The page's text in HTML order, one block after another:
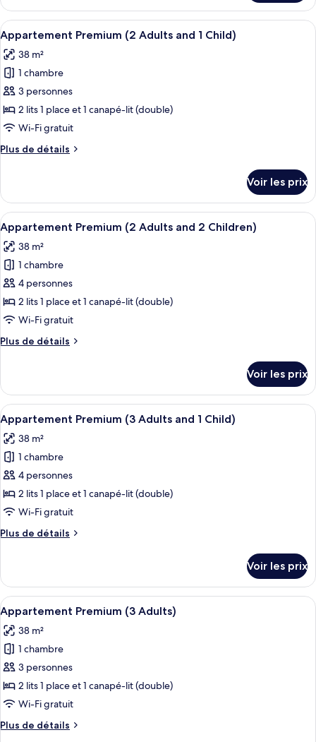
(2
Adults)
le
type
de
chambre
Appartement
Premium
(2
Adults)
Afficher
toutes
les
photos
pour
ce
type
chambre :
(2
Adults
and
1
Child)
Coffres-forts dans les chambres, lits
6
Appartement Premium (2 Adults and 1 Child)
38 m²
1 chambre
3 personnes
2 lits 1 place et 1 canapé-lit (double)
Wi-Fi gratuit
Plus de détails
Plus
le
type
de
chambre
Appartement
Premium
(2
Adults
and
Child)
Voir les prix
Afficher
toutes
les
photos
pour
ce
type
chambre :
(2
Adults
and
2
Children)
Coffres-forts dans les chambres, lits
6
Appartement Premium (2 Adults and 2 Children)
38 m²
1 chambre
4 personnes
2 lits 1 place et 1 canapé-lit (double)
Wi-Fi gratuit
Plus de détails
Plus
le
type
de
chambre
Appartement
Premium
(2
Adults
and
2
Children)
Voir les prix
Afficher
toutes
les
photos
pour
ce
type
chambre :
(3
Adults
and
1
Child)
Coffres-forts dans les chambres, lits
6
Appartement Premium (3 Adults and 1 Child)
38 m²
1 chambre
4 personnes
2 lits 1 place et 1 canapé-lit (double)
Wi-Fi gratuit
Plus de détails
Plus
le
type
de
chambre
Appartement
Premium
(3
Adults
and
Child)
Voir les prix
Afficher
toutes
les
photos
pour
ce
type
chambre :
Coffres-forts dans les chambres, lits
6
Appartement Premium (3 Adults)
38 m²
1 chambre
3 personnes
2 lits 1 place et 1 canapé-lit (double)
Wi-Fi gratuit
Plus de détails
Plus